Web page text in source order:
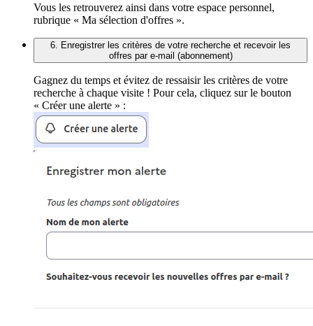
Vous les retrouverez ainsi dans votre espace personnel,
rubrique « Ma sélection d'offres ».
6. Enregistrer les critères de votre recherche et recevoir les
offres par e-mail (abonnement)
Gagnez du temps et évitez de ressaisir les critères de votre
recherche à chaque visite ! Pour cela, cliquez sur le bouton
« Créer une alerte » :